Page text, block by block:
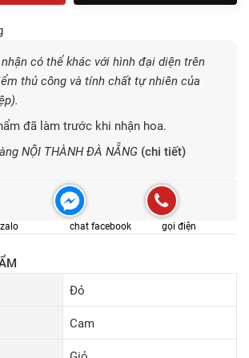
có thể khác với hình đại diện trên
thủ công và tính chất tự nhiên của
đã làm trước khi nhận hoa.
NỘI THÀNH ĐÀ NẴNG (chi tiết)
chat facebook gọi điện
Đỏ
Cam